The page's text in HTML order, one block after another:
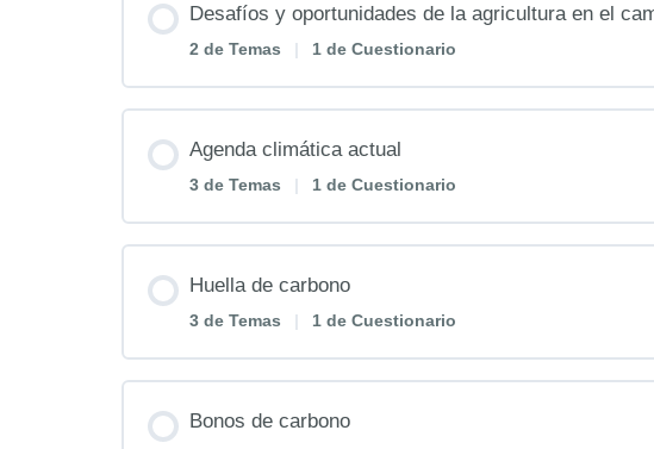
Repasamos el contenido
Desafíos y oportunidades de la agricultura en el
2 de Temas | 1 de Cuestionario
Repasamos el contenido
Agenda climática actual
3 de Temas | 1 de Cuestionario
Repasamos el contenido
Huella de carbono
3 de Temas | 1 de Cuestionario
Bonos de carbono